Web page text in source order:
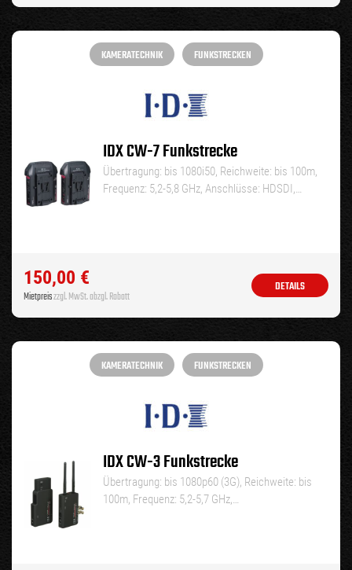
KAMERATECHNIK FUNKSTRECKEN
IDX CW-7 Funkstrecke
Übertragung: bis 1080i50, Reichweite: bis 100m,
Frequenz: 5,2-5,8 GHz, Anschlüsse: HDSDI,…
150,00 €
Mietpreiszzgl. MwSt. abzgl. Rabatt
DETAILS
KAMERATECHNIK FUNKSTRECKEN
IDX CW-3 Funkstrecke
Übertragung: bis 1080p60 (3G), Reichweite: bis
100m, Frequenz: 5,2-5,7 GHz,…